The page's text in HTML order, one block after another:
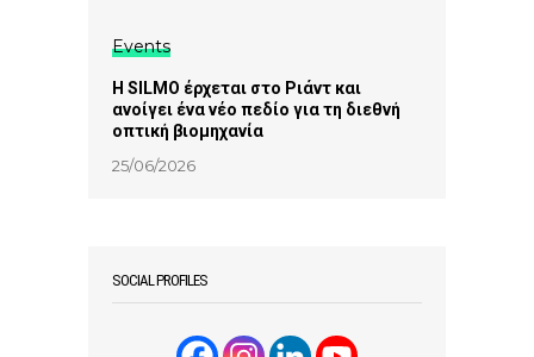
Events
Η SILMO έρχεται στο Ριάντ και
ανοίγει ένα νέο πεδίο για τη διεθνή
οπτική βιομηχανία
25/06/2026
SOCIAL PROFILES